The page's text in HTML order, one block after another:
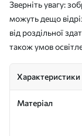
Зверніть увагу:
можуть дещо
від роздільної
також умов
Характеристики
Матеріал